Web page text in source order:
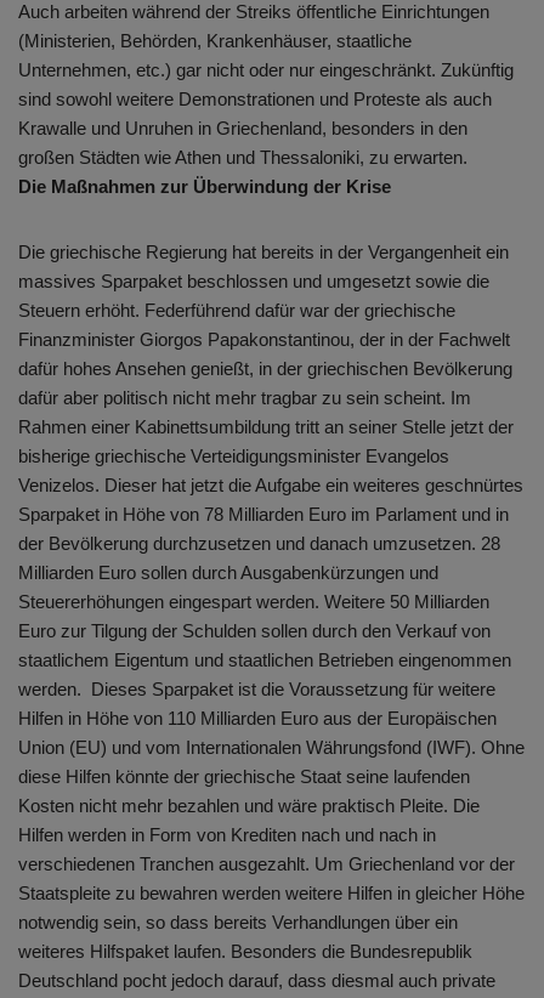
Auch arbeiten während der Streiks öffentliche Einrichtungen
(Ministerien, Behörden, Krankenhäuser, staatliche
Unternehmen, etc.) gar nicht oder nur eingeschränkt. Zukünftig
sind sowohl weitere Demonstrationen und Proteste als auch
Krawalle und Unruhen in Griechenland, besonders in den
großen Städten wie Athen und Thessaloniki, zu erwarten.
Die Maßnahmen zur Überwindung der Krise
Die griechische Regierung hat bereits in der Vergangenheit ein
massives Sparpaket beschlossen und umgesetzt sowie die
Steuern erhöht. Federführend dafür war der griechische
Finanzminister Giorgos Papakonstantinou, der in der Fachwelt
dafür hohes Ansehen genießt, in der griechischen Bevölkerung
dafür aber politisch nicht mehr tragbar zu sein scheint. Im
Rahmen einer Kabinettsumbildung tritt an seiner Stelle jetzt der
bisherige griechische Verteidigungsminister Evangelos
Venizelos. Dieser hat jetzt die Aufgabe ein weiteres geschnürtes
Sparpaket in Höhe von 78 Milliarden Euro im Parlament und in
der Bevölkerung durchzusetzen und danach umzusetzen. 28
Milliarden Euro sollen durch Ausgabenkürzungen und
Steuererhöhungen eingespart werden. Weitere 50 Milliarden
Euro zur Tilgung der Schulden sollen durch den Verkauf von
staatlichem Eigentum und staatlichen Betrieben eingenommen
werden. Dieses Sparpaket ist die Voraussetzung für weitere
Hilfen in Höhe von 110 Milliarden Euro aus der Europäischen
Union (EU) und vom Internationalen Währungsfond (IWF). Ohne
diese Hilfen könnte der griechische Staat seine laufenden
Kosten nicht mehr bezahlen und wäre praktisch Pleite. Die
Hilfen werden in Form von Krediten nach und nach in
verschiedenen Tranchen ausgezahlt. Um Griechenland vor der
Staatspleite zu bewahren werden weitere Hilfen in gleicher Höhe
notwendig sein, so dass bereits Verhandlungen über ein
weiteres Hilfspaket laufen. Besonders die Bundesrepublik
Deutschland pocht jedoch darauf, dass diesmal auch private